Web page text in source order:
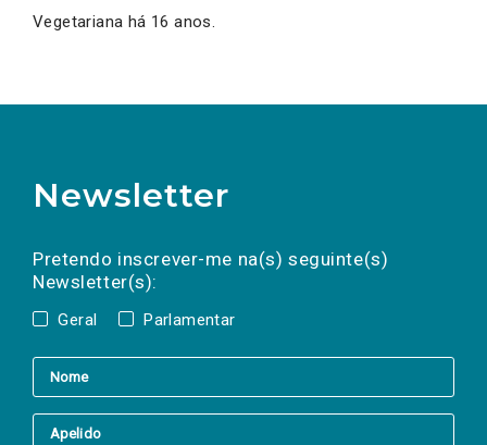
Vegetariana há 16 anos.
Newsletter
Pretendo inscrever-me na(s) seguinte(s)
Newsletter(s):
Geral Parlamentar
a(s) newsletter(s).
mail